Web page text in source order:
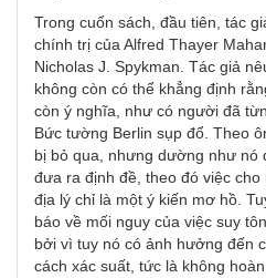
Trong cuốn sách, đầu tiên, tác
chính trị của Alfred Thayer
Nicholas J. Spykman. Tác giả
không còn có thể khẳng định
còn ý nghĩa, như có người đã
Bức tường Berlin sụp đổ. Theo
bị bỏ qua, nhưng dường như nó
đưa ra định đề, theo đó việc
địa lý chỉ là một ý kiến mơ hồ.
báo về mối nguy của việc suy
bởi vì tuy nó có ảnh hưởng đến
cách xác suất, tức là không